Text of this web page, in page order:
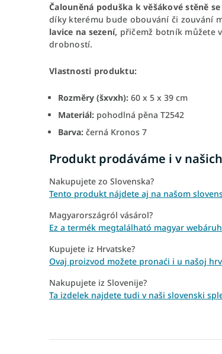
Čalouněná poduška k věšákové stěně
díky kterému bude obouvání či zouvání
lavice na sezení, přičemž botník můžete
drobností.
Vlastnosti produktu:
Rozměry (šxvxh): 60 x 5 x 39 cm
Materiál: pohodlná pěna T2542
Barva: černá Kronos 7
Produkt prodáváme i v
Nakupujete zo Slovenska?
Tento produkt nájdete aj na našom
Magyarországról vásárol?
Ez a termék megtalálható magyar
Kupujete iz Hrvatske?
Ovaj proizvod možete pronaći i u našoj
Nakupujete iz Slovenije?
Ta izdelek najdete tudi v naši slovenski